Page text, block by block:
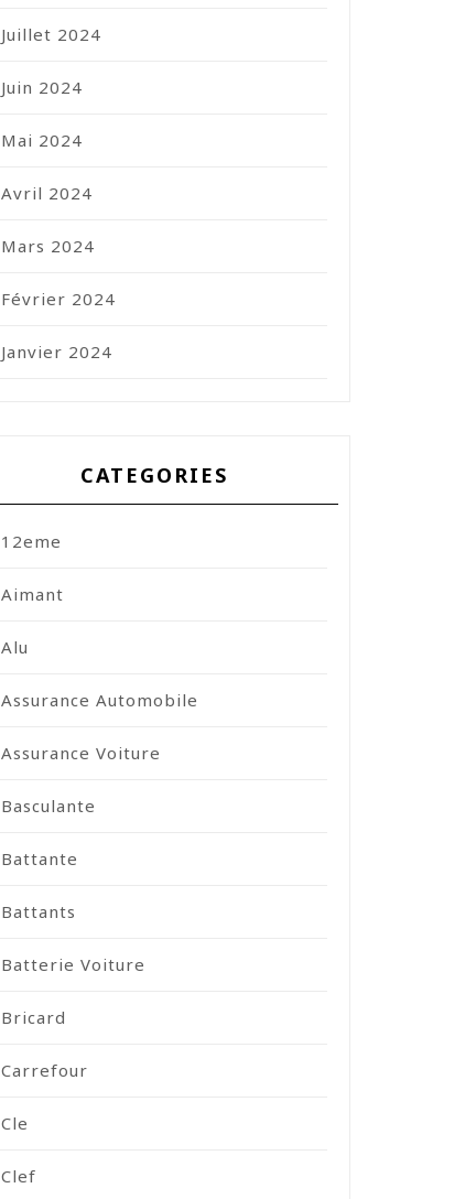
Juillet 2024
Juin 2024
Mai 2024
Avril 2024
Mars 2024
Février 2024
Janvier 2024
CATEGORIES
12eme
Aimant
Alu
Assurance Automobile
Assurance Voiture
Basculante
Battante
Battants
Batterie Voiture
Bricard
Carrefour
Cle
Clef